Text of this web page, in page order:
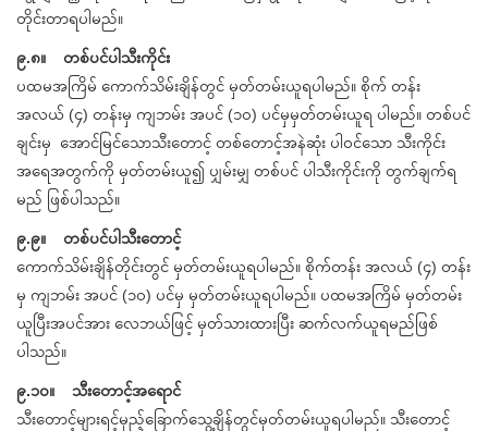
တိုင်းတာရပါမည်။
၉.၈။ တစ်ပင်ပါသီးကိုင်း
ပထမအကြိမ် ကောက်သိမ်းချိန်တွင် မှတ်တမ်းယူရပါမည်။ စိုက် တန်း
အလယ် (၄) တန်းမှ ကျဘမ်း အပင် (၁၀) ပင်မှမှတ်တမ်းယူရ ပါမည်။ တစ်ပင်
ချင်းမှ အောင်မြင်သောသီးတောင့် တစ်တောင့်အနဲဆုံး ပါဝင်သော သီးကိုင်း
အရေအတွက်ကို မှတ်တမ်းယူ၍ ပျှမ်းမျှ တစ်ပင် ပါသီးကိုင်းကို တွက်ချက်ရ
မည် ဖြစ်ပါသည်။
၉.၉။ တစ်ပင်ပါသီးတောင့်
ကောက်သိမ်းချိန်တိုင်းတွင် မှတ်တမ်းယူရပါမည်။ စိုက်တန်း အလယ် (၄) တန်း
မှ ကျဘမ်း အပင် (၁၀) ပင်မှ မှတ်တမ်းယူရပါမည်။ ပထမအကြိမ် မှတ်တမ်း
ယူပြီးအပင်အား လေဘယ်ဖြင့် မှတ်သားထားပြီး ဆက်လက်ယူရမည်ဖြစ်
ပါသည်။
၉.၁၀။ သီးတောင့်အရောင်
သီးတောင့်များရင့်မှည့်ခြောက်သွေ့ချိန်တွင်မှတ်တမ်းယူရပါမည်။ သီးတောင့်